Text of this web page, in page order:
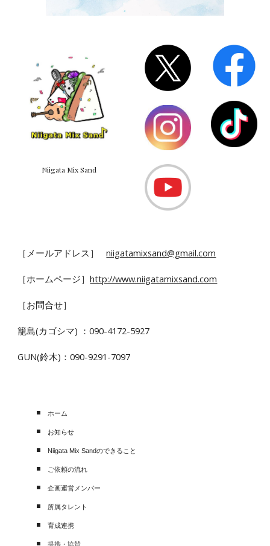
Niigata Mix Sand
［メールアドレス］niigatamixsand@gmail.com
［ホームページ］http://www.niigatamixsand.com
［お問合せ］
籠島(カゴシマ) ：090-4172-5927
GUN(鈴木)：090-9291-7097
ホーム
お知らせ
Niigata Mix Sandのできること
ご依頼の流れ
企画運営メンバー
所属タレント
育成連携
提携・協賛